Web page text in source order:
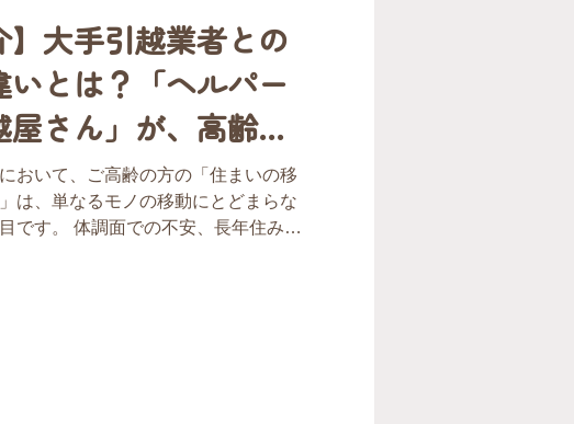
】大手引越業者との
いとは？「ヘルパー
屋さん」が、高齢者
と住環境づくりで選
おいて、ご高齢の方の「住まいの移
は、単なるモノの移動にとどまらな
です。 体調面での不安、長年住み慣
引越業者様には決して真似のできな